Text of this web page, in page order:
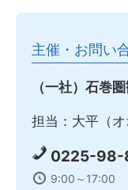
主催・お問い
（一社）石巻
担当：大平（オ
0225-98-
9:00～17:00